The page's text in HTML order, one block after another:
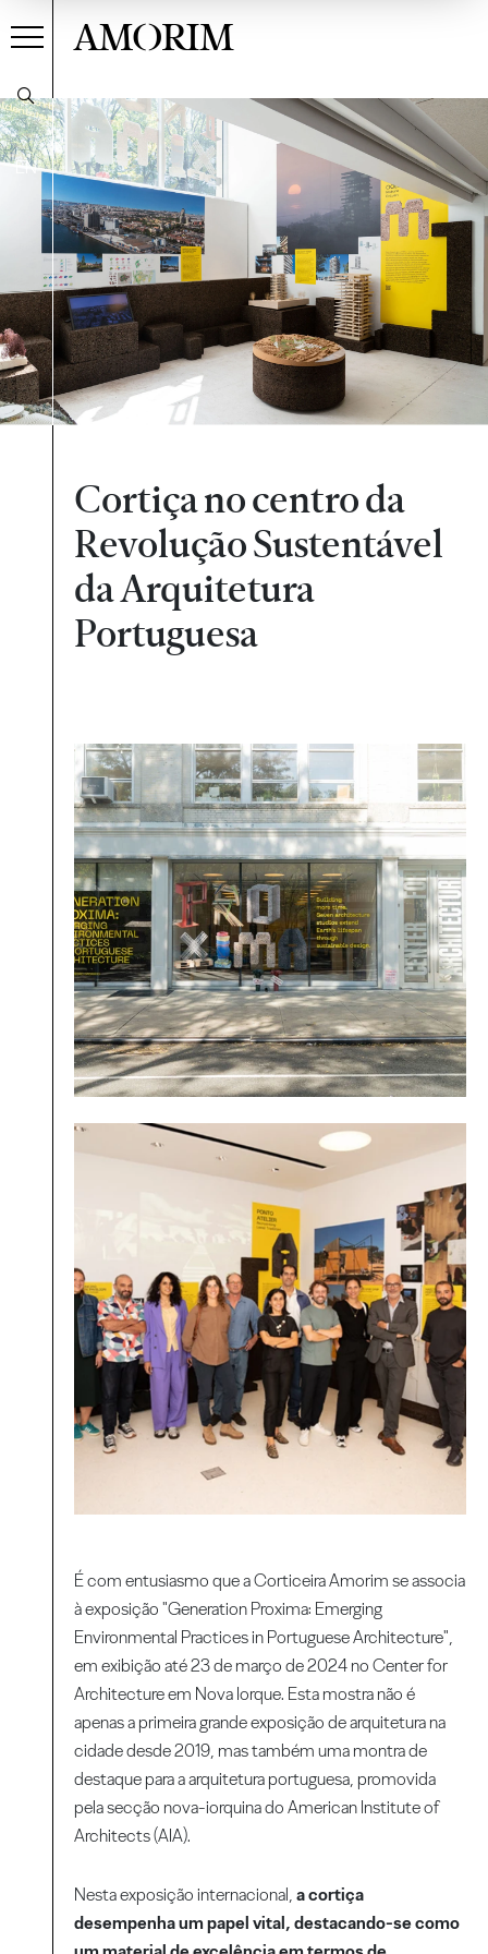
EN
AMORIM
Cortiça no centro da
Revolução Sustentável
da Arquitetura
Portuguesa
É com entusiasmo que a Corticeira Amorim se associa
à exposição "Generation Proxima: Emerging
Environmental Practices in Portuguese Architecture",
em exibição até 23 de março de 2024 no Center for
Architecture em Nova Iorque. Esta mostra não é
apenas a primeira grande exposição de arquitetura na
cidade desde 2019, mas também uma montra de
destaque para a arquitetura portuguesa, promovida
pela secção nova-iorquina do American Institute of
Architects (AIA).
Nesta exposição internacional,a cortiça
desempenha um papel vital, destacando-se como